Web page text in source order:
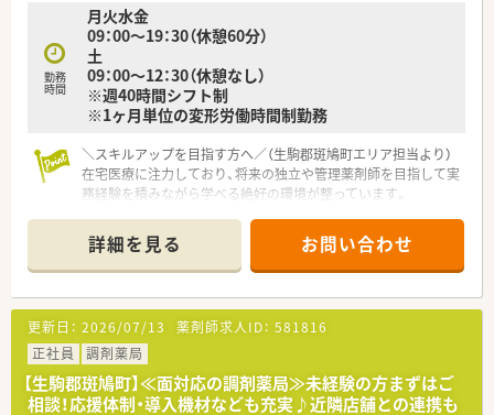
勤務
時間
月火水金
09：00～19：30（休憩60分）
土
09：00～12：30（休憩なし）
※週40時間シフト制
※1ヶ月単位の変形労働時間制勤務
＼スキルアップを目指す方へ／（生駒郡斑鳩町エリア担当より）
在宅医療に注力しており、将来の独立や管理薬剤師を目指して実
務経験を積みながら学べる絶好の環境が整っています。
【店舗情報と応需状況について】
■最寄りの法隆寺駅からは徒歩25分ほどですが、車通勤が可能
なため日々の通勤も非常に便利で快適な立地です。
■内科と循環器科の処方箋をメインに応需しており、地域に密着
した医療サービスの提供を日々目指しています。
■1日の処方箋枚数は約60枚で、常時2から3名の薬剤師体制を整
えており、落ち着いて業務に取り組める環境です。
詳細を見る お問い合わせ
更新日： 2026/07/13 薬剤師求人ID： 581816
正社員
調剤薬局
【生駒郡斑鳩町】≪面対応の調剤薬局≫未経験の方まずはご
相談！応援体制・導入機材なども充実♪近隣店舗との連携も